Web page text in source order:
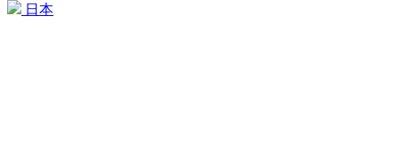
日本